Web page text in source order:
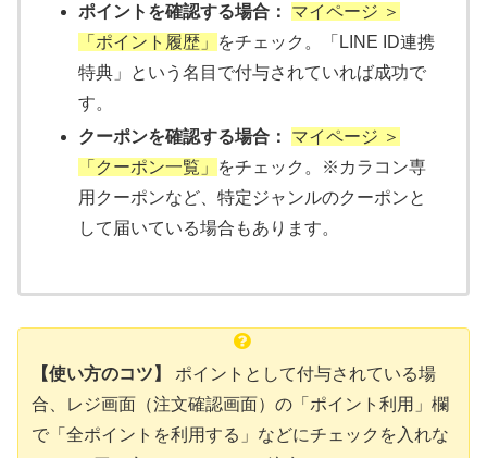
ポイントを確認する場合：
マイページ ＞
「ポイント履歴」
をチェック。「LINE ID連携
特典」という名目で付与されていれば成功で
す。
クーポンを確認する場合：
マイページ ＞
「クーポン一覧」
をチェック。※カラコン専
用クーポンなど、特定ジャンルのクーポンと
して届いている場合もあります。
【使い方のコツ】
ポイントとして付与されている場
合、レジ画面（注文確認画面）の「ポイント利用」欄
で「全ポイントを利用する」などにチェックを入れな